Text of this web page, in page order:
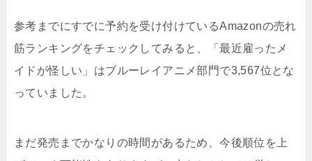
参考までにすでに予約を受け付けているAmazonの売れ
筋ランキングをチェックしてみると、「最近雇ったメ
イドが怪しい」はブルーレイアニメ部門で3,567位とな
っていました。
まだ発売までかなりの時間があるため、今後順位を上